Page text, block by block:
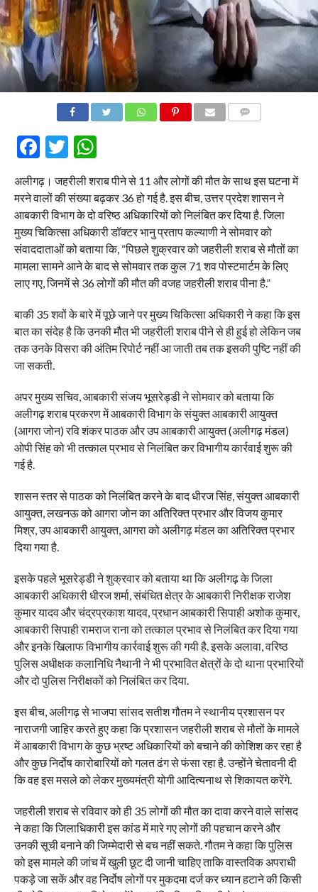
Facebook
Twitter
WhatsApp
अलीगढ़। जहरीली शराब पीने से 11 और लोगों की मौत के साथ इस घटना में
मरने वालों की संख्या बढ़कर 36 हो गई है. इस बीच, उत्तर प्रदेश शासन ने
आबकारी विभाग के दो वरिष्ठ अधिकारियों को निलंबित कर दिया है. जिला
मुख्य चिकित्सा अधिकारी डॉक्टर भानु प्रताप कल्याणी ने सोमवार को
संवाददाताओं को बताया कि, “पिछले शुक्रवार को जहरीली शराब से मौतों का
मामला सामने आने के बाद से सोमवार तक कुल 71 शव पोस्टमार्टम के लिए
लाए गए, जिनमें से 36 लोगों की मौत की वजह जहरीली शराब पीना है.”
बाकी 35 शवों के बारे में पूछे जाने पर मुख्य चिकित्सा अधिकारी ने कहा कि इस
बात का संदेह है कि उनकी मौत भी जहरीली शराब पीने से ही हुई हो लेकिन जब
तक उनके विसरा की अंतिम रिपोर्ट नहीं आ जाती तब तक इसकी पुष्टि नहीं की
जा सकती.
अपर मुख्य सचिव, आबकारी संजय भूसरेड्डी ने सोमवार को बताया कि
अलीगढ़ शराब प्रकरण में आबकारी विभाग के संयुक्त आबकारी आयुक्त
(आगरा जोन) रवि शंकर पाठक और उप आबकारी आयुक्त (अलीगढ़ मंडल)
ओपी सिंह को भी तत्काल प्रभाव से निलंबित कर विभागीय कार्रवाई शुरू की
गई है.
शासन स्तर से पाठक को निलंबित करने के बाद धीरज सिंह, संयुक्त आबकारी
आयुक्त, लखनऊ को आगरा जोन का अतिरिक्त प्रभार और विजय कुमार
मिश्र, उप आबकारी आयुक्त, आगरा को अलीगढ़ मंडल का अतिरिक्त प्रभार
दिया गया है.
इसके पहले भूसरेड्डी ने शुक्रवार को बताया था कि अलीगढ़ के जिला
आबकारी अधिकारी धीरज शर्मा, संबंधित क्षेत्र के आबकारी निरीक्षक राजेश
कुमार यादव और चंद्रप्रकाश यादव, प्रधान आबकारी सिपाही अशोक कुमार,
आबकारी सिपाही रामराज राना को तत्काल प्रभाव से निलंबित कर दिया गया
और इनके खिलाफ विभागीय कार्रवाई शुरू की गयी है. इसके अलावा, वरिष्ठ
पुलिस अधीक्षक कलानिधि नैथानी ने भी प्रभावित क्षेत्रों के दो थाना प्रभारियों
और दो पुलिस निरीक्षकों को निलंबित कर दिया.
इस बीच, अलीगढ़ से भाजपा सांसद सतीश गौतम ने स्थानीय प्रशासन पर
नाराजगी जाहिर करते हुए कहा कि प्रशासन जहरीली शराब से मौतों के मामले
में आबकारी विभाग के कुछ भ्रष्ट अधिकारियों को बचाने की कोशिश कर रहा है
और कुछ निर्दोष कारोबारियों को गलत ढंग से फंसा रहा है. उन्होंने चेतावनी दी
कि वह इस मसले को लेकर मुख्यमंत्री योगी आदित्यनाथ से शिकायत करेंगे.
जहरीली शराब से रविवार को ही 35 लोगों की मौत का दावा करने वाले सांसद
ने कहा कि जिलाधिकारी इस कांड में मारे गए लोगों की पहचान करने और
उनकी सूची बनाने की जिम्मेदारी से बच नहीं सकते. गौतम ने कहा कि पुलिस
को इस मामले की जांच में खुली छूट दी जानी चाहिए ताकि वास्तविक अपराधी
पकड़े जा सकें और वह निर्दोष लोगों पर मुकदमा दर्ज कर ध्यान हटाने की किसी